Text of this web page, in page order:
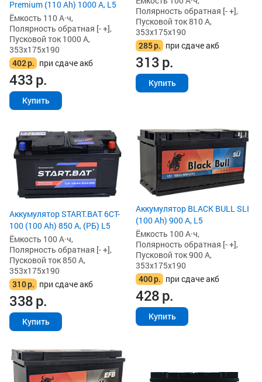
Premium (110 Ah) 1000 А, L5
Ёмкость 110 А·ч,
Полярность обратная [- +],
Пусковой ток 1000 А,
353x175x190
402р. при сдаче акб
433р.
Купить
Полярность обратная [- +],
Пусковой ток 810 А,
353x175x190
285р. при сдаче акб
313р.
Купить
Аккумулятор START.BAT 6CT-
100 (100 Ah) 850 А, (РБ) L5
Ёмкость 100 А·ч,
Полярность обратная [- +],
Пусковой ток 850 А,
353x175x190
310р. при сдаче акб
338р.
Купить
Аккумулятор BLACK BULL SLI
(100 Ah) 900 А, L5
Ёмкость 100 А·ч,
Полярность обратная [- +],
Пусковой ток 900 А,
353x175x190
400р. при сдаче акб
428р.
Купить